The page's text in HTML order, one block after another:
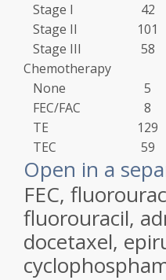
Stage I
42
Stage II
101
Stage III
58
Chemotherapy
None
5
FEC/FAC
8
TE
129
TEC
59
Open in a
FEC,
fluorouracil,
docetaxel,